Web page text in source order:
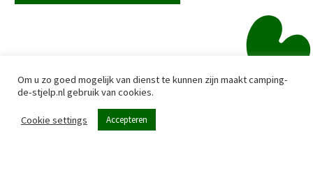
Om u zo goed mogelijk van dienst te kunnen zijn maakt camping-
de-stjelp.nl gebruik van cookies.
Cookie settings Accepteren